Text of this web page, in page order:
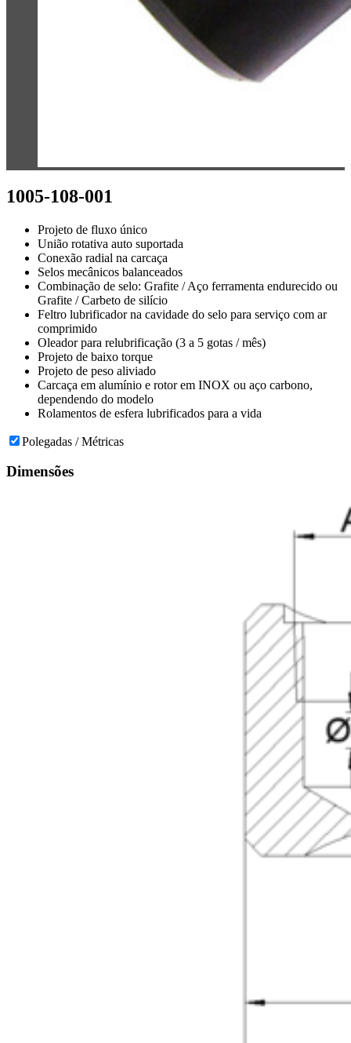
1005-108-001
Projeto de fluxo único
União rotativa auto suportada
Conexão radial na carcaça
Selos mecânicos balanceados
Combinação de selo: Grafite / Aço ferramenta endurecido ou
Grafite / Carbeto de silício
Feltro lubrificador na cavidade do selo para serviço com ar
comprimido
Oleador para relubrificação (3 a 5 gotas / mês)
Projeto de baixo torque
Projeto de peso aliviado
Carcaça em alumínio e rotor em INOX ou aço carbono,
dependendo do modelo
Rolamentos de esfera lubrificados para a vida
Polegadas / Métricas
Dimensões